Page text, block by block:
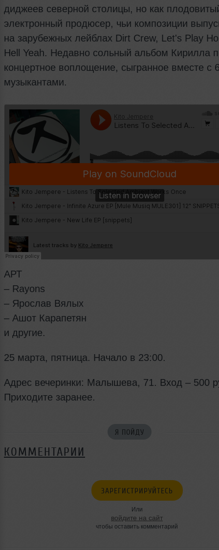
диджеев северной столицы, но как
электронный продюсер, чьи композиции
на зарубежных лейблах Dirt Crew, Let's Play
Hell Yeah. Недавно сольный альбом Кирилла
концертное воплощение, сыгранное вместе с
музыкантами.
АРТ
– Rayons
– Ярослав Вялых
– Ашот Карапетян
и другие.
25 марта, пятница. Начало в 23:00.
Адрес вечеринки: Малышева, 71. Вход – 500
Приходите заранее.
Я ПОЙДУ
КОММЕНТАРИИ
ЗАРЕГИСТРИРУЙТЕСЬ
Или
войдите на сайт
чтобы оставить комментарий